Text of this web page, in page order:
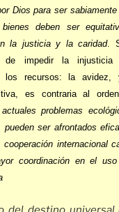
Dios para ser
deben ser
la justicia y la caridad.
de impedir la
los recursos: la avidez,
es contraria al
problemas
pueden ser afrontados
internacional
coordinación en el